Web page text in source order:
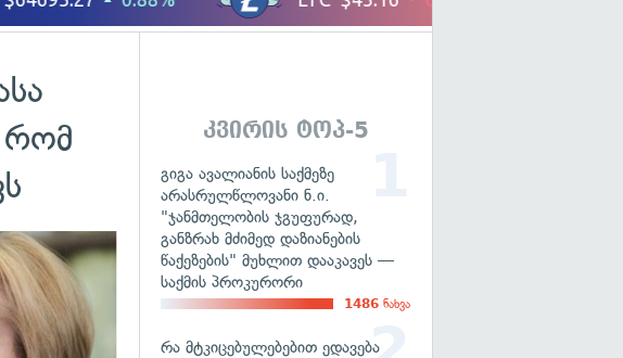
რომ
კვირის ტოპ-5
გიგა ავალიანის საქმეზე
არასრულწლოვანი ნ.ი.
"ჯანმთელობის ჯგუფურად,
განზრახ მძიმედ დაზიანების
წაქეზების" მუხლით დააკავეს —
საქმის პროკურორი
1486 ნახვა
რა მტკიცებულებებით ედავება